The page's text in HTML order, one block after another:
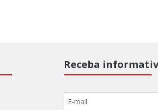
Receba